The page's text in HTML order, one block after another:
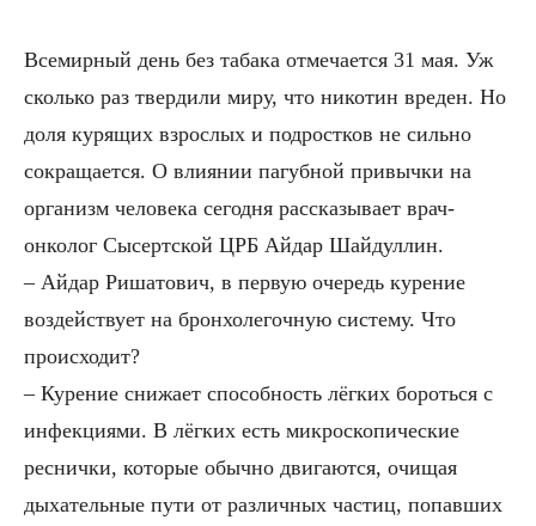
Всемирный день без табака отмечается 31 мая. Уж
сколько раз твердили миру, что никотин вреден. Но
доля курящих взрослых и подростков не сильно
сокращается. О влиянии пагубной привычки на
организм человека сегодня рассказывает врач-
онколог Сысертской ЦРБ Айдар Шайдуллин.
– Айдар Ришатович, в первую очередь курение
воздействует на бронхолегочную систему. Что
происходит?
– Курение снижает способность лёгких бороться с
инфекциями. В лёгких есть микроскопические
реснички, которые обычно двигаются, очищая
дыхательные пути от различных частиц, попавших